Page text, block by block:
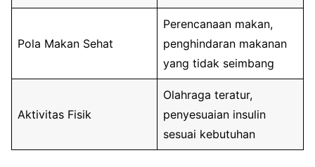
Pola Makan Sehat
Perencanaan makan,
penghindaran makanan
yang tidak seimbang
Aktivitas Fisik
Olahraga teratur,
penyesuaian insulin
sesuai kebutuhan